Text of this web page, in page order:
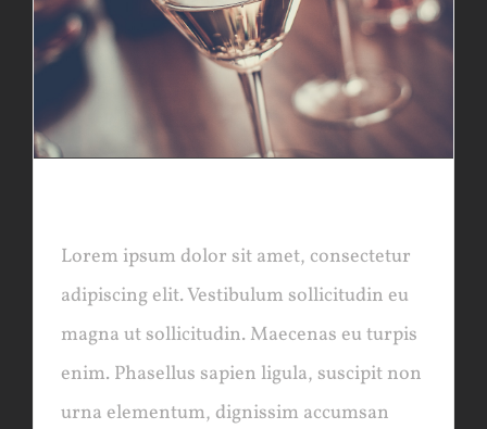
Lorem ipsum dolor sit amet, consectetur
adipiscing elit. Vestibulum sollicitudin eu
magna ut sollicitudin. Maecenas eu turpis
enim. Phasellus sapien ligula, suscipit non
urna elementum, dignissim accumsan